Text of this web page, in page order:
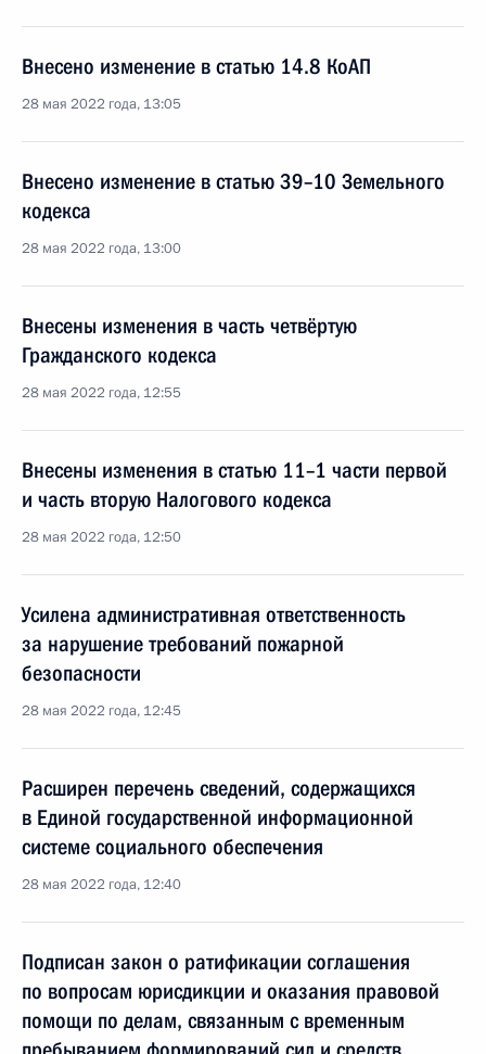
Внесено изменение в статью 14.8 КоАП
28 мая 2022 года, 13:05
Внесено изменение в статью 39–10 Земельного
кодекса
28 мая 2022 года, 13:00
Внесены изменения в часть четвёртую
Гражданского кодекса
28 мая 2022 года, 12:55
Внесены изменения в статью 11–1 части первой
и часть вторую Налогового кодекса
28 мая 2022 года, 12:50
Усилена административная ответственность
за нарушение требований пожарной
безопасности
28 мая 2022 года, 12:45
Расширен перечень сведений, содержащихся
в Единой государственной информационной
системе социального обеспечения
28 мая 2022 года, 12:40
Подписан закон о ратификации соглашения
по вопросам юрисдикции и оказания правовой
помощи по делам, связанным с временным